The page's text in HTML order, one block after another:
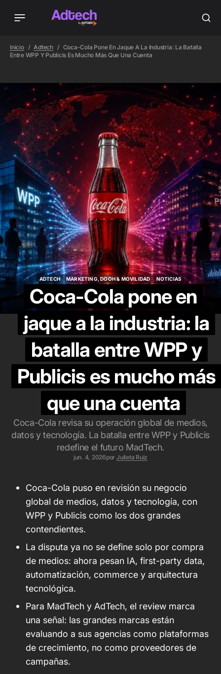
Inicio Adtech
Coca-Cola Pone En Jaque A La Industria: La Batalla
Entre WPP Y Publicis Es Mucho Más Que Una Cuenta
ADTECH
MARKETING, DOOH & MOVILIDAD
NOTICIAS
Coca-Cola pone en
jaque a la industria: la
batalla entre WPP y
Publicis es mucho más
que una cuenta
Coca-Cola revisa su operación global de medios,
datos y tecnología. La batalla entre WPP y Publicis
redefine el futuro MadTech.
jun. 4, 2026por Julieta Ruiz
Coca-Cola puso en revisión su negocio
global de medios, datos y tecnología, con
WPP y Publicis como los dos grandes
contendientes.
La disputa ya no se define solo por compra
de medios: ahora pesan IA, first-party data,
automatización, commerce y arquitectura
tecnológica.
Para MadTech y AdTech, el review marca
una señal: las grandes marcas están
evaluando a sus agencias como plataformas
de crecimiento, no como proveedores de
campañas.